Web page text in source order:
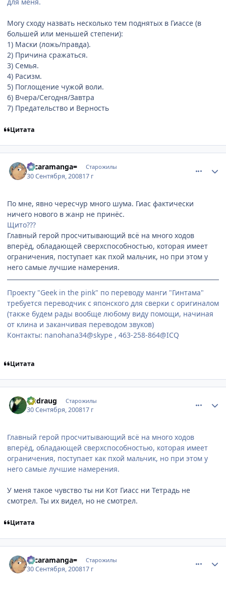
Могу сходу назвать несколько тем поднятых в Гиассе (в
большей или меньшей степени):
1) Маски (ложь/правда).
2) Причина сражаться.
3) Семья.
4) Расизм.
5) Поглощение чужой воли.
6) Вчера/Сегодня/Завтра
7) Предательство и Верность
Цитата
=scaramanga= Старожилы
30 Сентября, 200817 г
По мне, явно чересчур много шума. Гиас фактически
ничего нового в жанр не принёс.
Щито???
Главный герой просчитывающий всё на много ходов
вперёд, обладающей сверхспособностью, которая имеет
ограничения, поступает как пхой мальчик, но при этом у
него самые лучшие намерения.
Проекту "Geek in the pink" по переводу манги "Гинтама"
требуется переводчик с японского для сверки с оригиналом
(также будем рады вообще любому виду помощи, начиная
от клина и заканчивая переводом звуков)
Контакты: nanohana34@skype , 463-258-864@ICQ
Цитата
Dudraug Старожилы
30 Сентября, 200817 г
Главный герой просчитывающий всё на много ходов
вперёд, обладающей сверхспособностью, которая имеет
ограничения, поступает как пхой мальчик, но при этом у
него самые лучшие намерения.
У меня такое чувство ты ни Кот Гиасс ни Тетрадь не
смотрел. Ты их видел, но не смотрел.
Цитата
=scaramanga= Старожилы
30 Сентября, 200817 г